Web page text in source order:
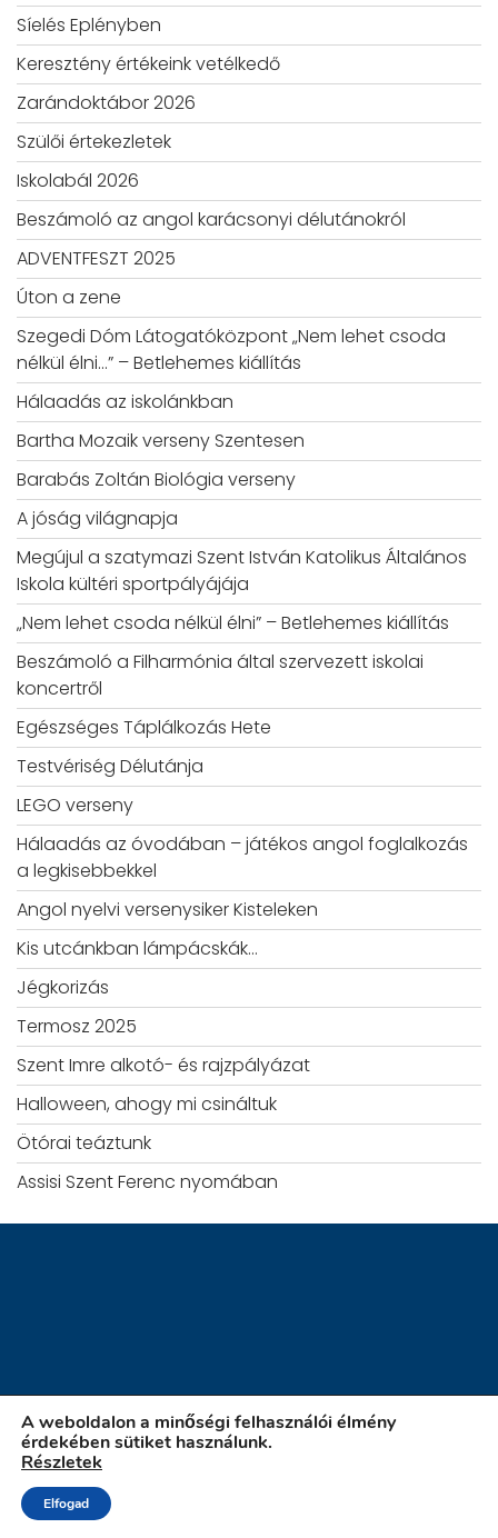
Síelés Eplényben
Keresztény értékeink vetélkedő
Zarándoktábor 2026
Szülői értekezletek
Iskolabál 2026
Beszámoló az angol karácsonyi délutánokról
ADVENTFESZT 2025
Úton a zene
Szegedi Dóm Látogatóközpont „Nem lehet csoda
nélkül élni…” – Betlehemes kiállítás
Hálaadás az iskolánkban
Bartha Mozaik verseny Szentesen
Barabás Zoltán Biológia verseny
A jóság világnapja
Megújul a szatymazi Szent István Katolikus Általános
Iskola kültéri sportpályájája
„Nem lehet csoda nélkül élni” – Betlehemes kiállítás
Beszámoló a Filharmónia által szervezett iskolai
koncertről
Egészséges Táplálkozás Hete
Testvériség Délutánja
LEGO verseny
Hálaadás az óvodában – játékos angol foglalkozás
a legkisebbekkel
Angol nyelvi versenysiker Kisteleken
Kis utcánkban lámpácskák…
Jégkorizás
Termosz 2025
Szent Imre alkotó- és rajzpályázat
Halloween, ahogy mi csináltuk
Ötórai teáztunk
Assisi Szent Ferenc nyomában
A weboldalon a minőségi felhasználói élmény
érdekében sütiket használunk.
Részletek
Elfogad